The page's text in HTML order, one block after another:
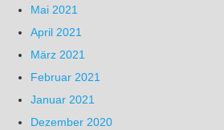
Mai 2021
April 2021
März 2021
Februar 2021
Januar 2021
Dezember 2020